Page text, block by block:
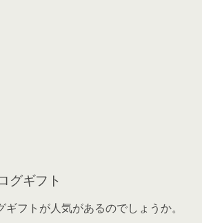
グギフト
フトが人気があるのでしょうか。